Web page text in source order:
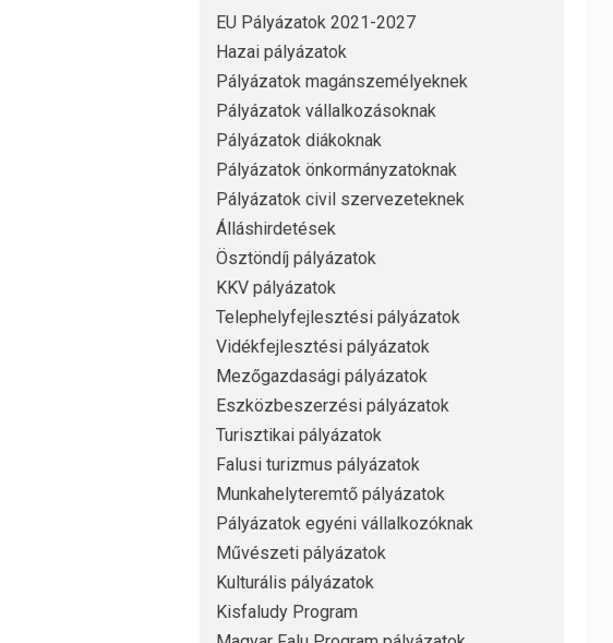
EU Pályázatok 2021-2027
Hazai pályázatok
Pályázatok magánszemélyeknek
Pályázatok vállalkozásoknak
Pályázatok diákoknak
Pályázatok önkormányzatoknak
Pályázatok civil szervezeteknek
Álláshirdetések
Ösztöndíj pályázatok
KKV pályázatok
Telephelyfejlesztési pályázatok
Vidékfejlesztési pályázatok
Mezőgazdasági pályázatok
Eszközbeszerzési pályázatok
Turisztikai pályázatok
Falusi turizmus pályázatok
Munkahelyteremtő pályázatok
Pályázatok egyéni vállalkozóknak
Művészeti pályázatok
Kulturális pályázatok
Kisfaludy Program